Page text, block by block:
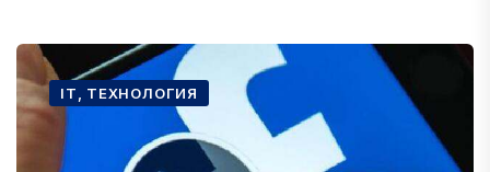
IT, ТЕХНОЛОГИЯ